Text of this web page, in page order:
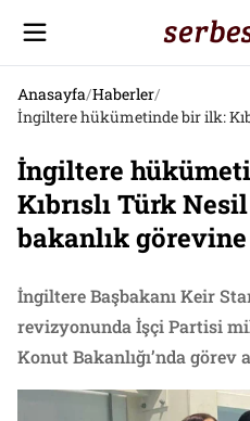
Anasayfa/Haberler/
İngiltere
Kıbrıslı Türk
bakanlık görevine
İngiltere Başbakanı Keir
revizyonunda İşçi Partisi
Konut Bakanlığı’nda görev